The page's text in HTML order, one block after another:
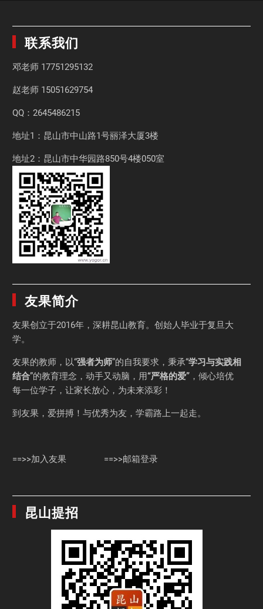
联系我们
邓老师 17751295132
赵老师 15051629754
QQ：2645486215
地址1：昆山市中山路1号丽泽大厦3楼
地址2：昆山市中华园路850号4楼050室
友果简介
友果创立于2016年，深耕昆山教育。创始人毕业于复旦大
学。
友果的教师，以“强者为师”的自我要求，秉承“学习与实践相
结合”的教育理念，动手又动脑，用“严格的爱” ，倾心培优
每一位学子，让家长放心，为未来添彩！
到友果，爱拼搏！与优秀为友，学霸路上一起走。
==>>加入友果 ==>>邮箱登录
昆山提招